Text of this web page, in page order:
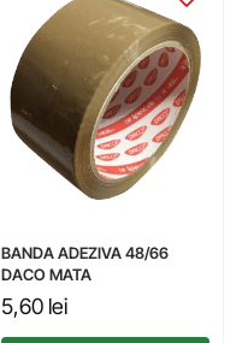
BANDA ADEZIVA 48/66
DACO MATA
5,60 lei